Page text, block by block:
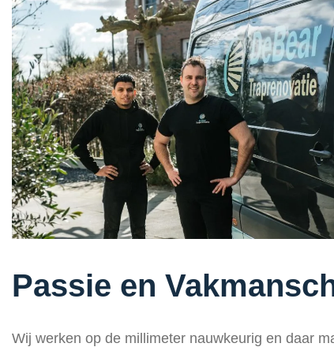
Passie en
Wij werken op de millimeter nauwkeurig en daar